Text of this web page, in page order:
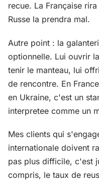
recue. La Française
Russe la prendra mal.
Autre point : la
optionnelle. Lui ouvrir
tenir le manteau, lui
de rencontre. En
en Ukraine, c'est un
interpretee comme un
Mes clients qui
internationale doivent
pas plus difficile, c'est
compris, le taux de